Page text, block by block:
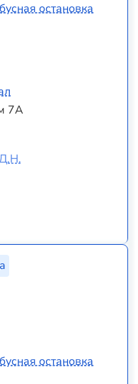
остановка
7А
остановка